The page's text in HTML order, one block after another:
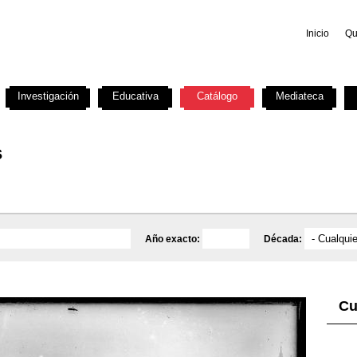
Inicio
Año exacto: Década:
Investigación Educativa Catálogo Mediateca